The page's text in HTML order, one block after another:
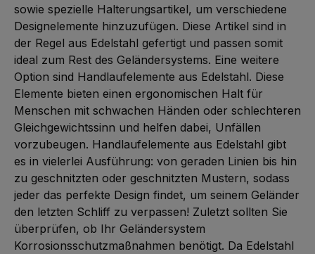
sowie spezielle Halterungsartikel, um verschiedene
Designelemente hinzuzufügen. Diese Artikel sind in
der Regel aus Edelstahl gefertigt und passen somit
ideal zum Rest des Geländersystems. Eine weitere
Option sind Handlaufelemente aus Edelstahl. Diese
Elemente bieten einen ergonomischen Halt für
Menschen mit schwachen Händen oder schlechteren
Gleichgewichtssinn und helfen dabei, Unfällen
vorzubeugen. Handlaufelemente aus Edelstahl gibt
es in vielerlei Ausführung: von geraden Linien bis hin
zu geschnitzten oder geschnitzten Mustern, sodass
jeder das perfekte Design findet, um seinem Geländer
den letzten Schliff zu verpassen! Zuletzt sollten Sie
überprüfen, ob Ihr Geländersystem
Korrosionsschutzmaßnahmen benötigt. Da Edelstahl